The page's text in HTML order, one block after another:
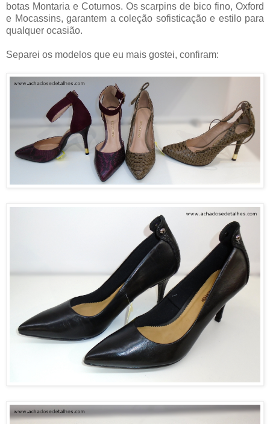
botas Montaria e Coturnos. Os scarpins de bico fino, Oxford
e Mocassins, garantem a coleção sofisticação e estilo para
qualquer ocasião.
Separei os modelos que eu mais gostei, confiram: